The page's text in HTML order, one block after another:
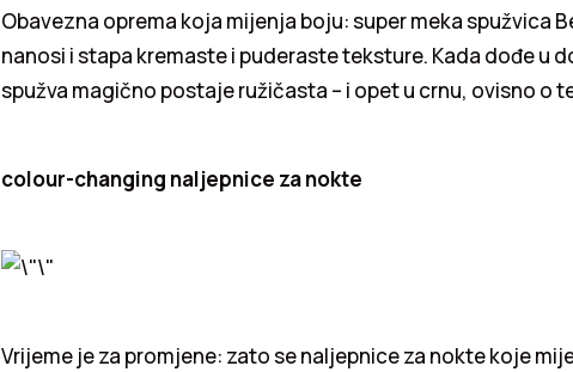
Obavezna oprema koja mijenja boju: super meka spužvica
nanosi i stapa kremaste i puderaste teksture. Kada dođe u
spužva magično postaje ružičasta – i opet u crnu, ovisno o
colour-changing naljepnice za nokte
Vrijeme je za promjene: zato se naljepnice za nokte koje